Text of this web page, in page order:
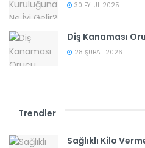
30 EYLÜL 2025
Diş Kanaması
28 ŞUBAT 2026
Trendler
Sağlıklı Kilo